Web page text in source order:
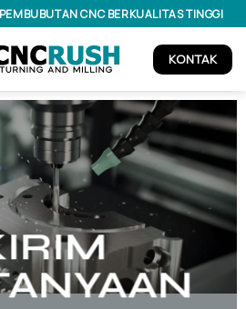
CNC BERKUALITAS TINGGI
KONTAK